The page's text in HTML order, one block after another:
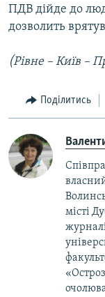
ПДВ дійде до
дозволить
(Рівне – Київ –
Поділитись
місті